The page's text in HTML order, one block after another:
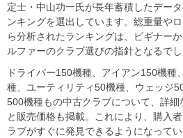
定士・中山功一氏が長年蓄積したデー
ンキングを選出しています。総重量や
ら分析されたランキングは、ビギナー
ルファーのクラブ選びの指針となるでし
ドライバー150機種、アイアン150機種
種、ユーティリティ50機種、ウェッジ
500機種もの中古クラブについて、詳
と販売価格も掲載。これにより、購入
ラブがすぐに発見できるようになってい